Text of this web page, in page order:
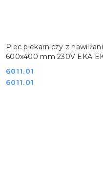
Piec piekarniczy z
600x400 mm 230V EKA
Cena:
6011.01
Cena:
6011.01